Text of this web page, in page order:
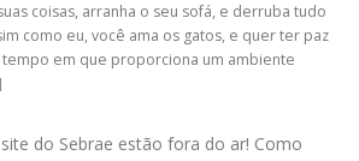
coisas, arranha o seu sofá, e derruba tudo
como eu, você ama os gatos, e quer ter paz
tempo em que proporciona um ambiente
do Sebrae estão fora do ar! Como